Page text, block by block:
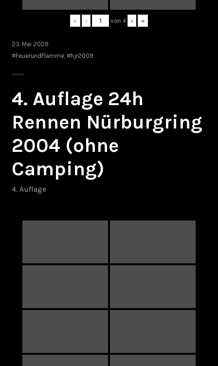
« ‹ von 4 › »
23. Mai 2009
#FeuerundFlamme #hjr2009
4. Auflage 24h
Rennen Nürburgring
2004 (ohne
Camping)
4. Auflage